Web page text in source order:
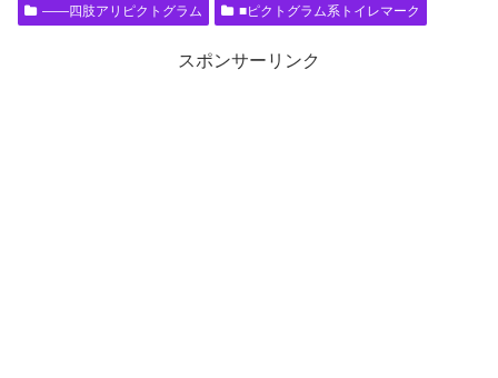
――四肢アリピクトグラム ■ピクトグラム系トイレマーク
スポンサーリンク